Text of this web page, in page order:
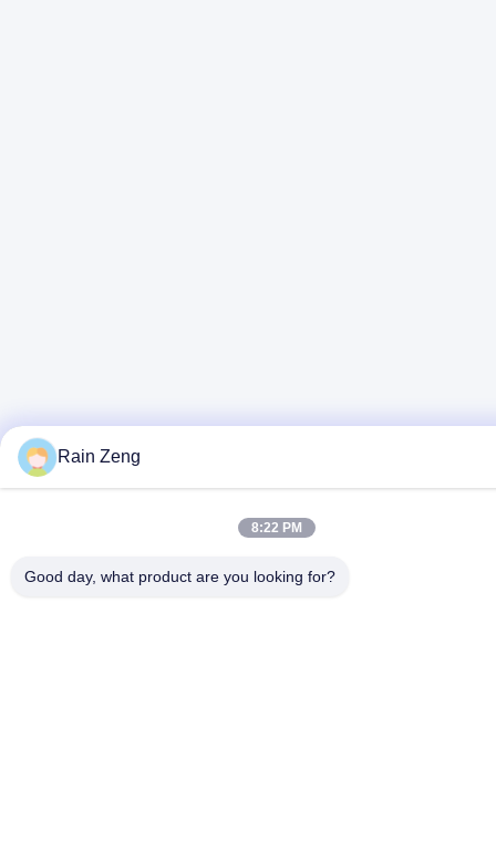
Rain Zeng
8:22 PM
Good day, what product are you looking for?